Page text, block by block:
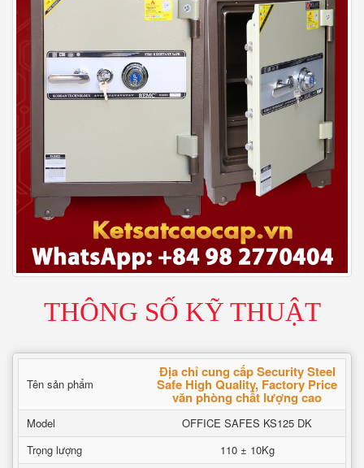
THÔNG SỐ KỸ THUẬT
Tên sản phẩm
Địa chỉ cung cấp Security Steel
Safe High Quality, Factory Price
văn phòng chất lượng cao
Model
OFFICE SAFES KS125 DK
Trọng lượng
110 ± 10Kg